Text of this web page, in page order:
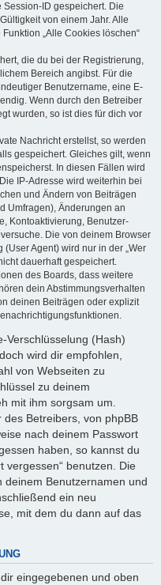
ID gespeichert. Die
von einem Jahr. Alle
„Alle Cookies löschen“
die du bei der Registrierung,
Bereich angibst. Für die
Benutzername, eine E-
Wenn durch den Betreiber
wurden, so ist dies für dich vor
Nachricht erstellst, so werden
gespeichert. Gleiches gilt, wenn
In diesen Fällen wird
IP-Adresse wird weiterhin bei
und Ändern von Beiträgen
Umfragen), Änderungen an
Kontoaktivierung, Benutzer-
Die von deinem Browser
Agent) wird nur in der „Wer
dauerhaft gespeichert.
des Boards, dass weitere
dein Abstimmungsverhalten
deinen Beiträgen oder explizit
Verschlüsselung (Hash)
wird dir empfohlen,
von Webseiten zu
zu deinem
mit ihm sorgsam um.
Betreibers, von phpBB
nach deinem Passwort
haben, so kannst du
vergessen“ benutzen. Die
deinem Benutzernamen und
ein neu
mit dem du dann auf das
eingegebenen und oben